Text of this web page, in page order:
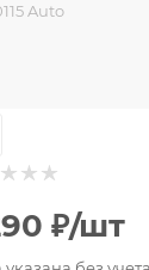
Auto
₽/шт